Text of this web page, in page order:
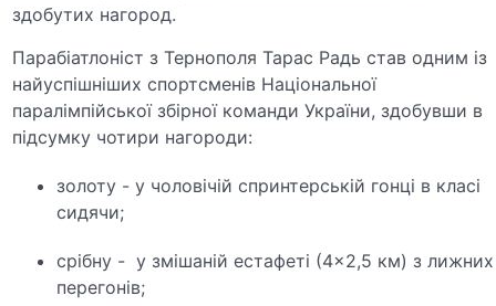
здобутих нагород.
Парабіатлоніст з Тернополя Тарас Радь став одним із
найуспішніших спортсменів Національної
паралімпійської збірної команди України, здобувши в
підсумку чотири нагороди:
золоту - у чоловічій спринтерській гонці в класі
сидячи;
срібну - у змішаній естафеті (4×2,5 км) з лижних
перегонів;